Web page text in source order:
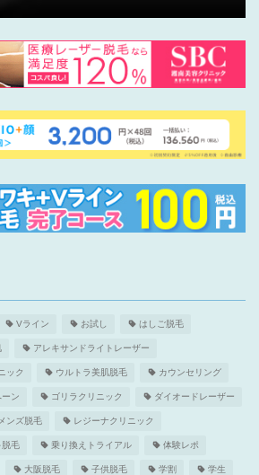
Vライン お試し はしご脱毛
アレキサンドライトレーザー
ック ウルトラ美肌脱毛 カウンセリング
ン ゴリラクリニック ダイオードレーザー
メンズ脱毛 レジーナクリニック
脱毛 乗り換えトライアル 体験レポ
大阪脱毛 子供脱毛 学割 学生